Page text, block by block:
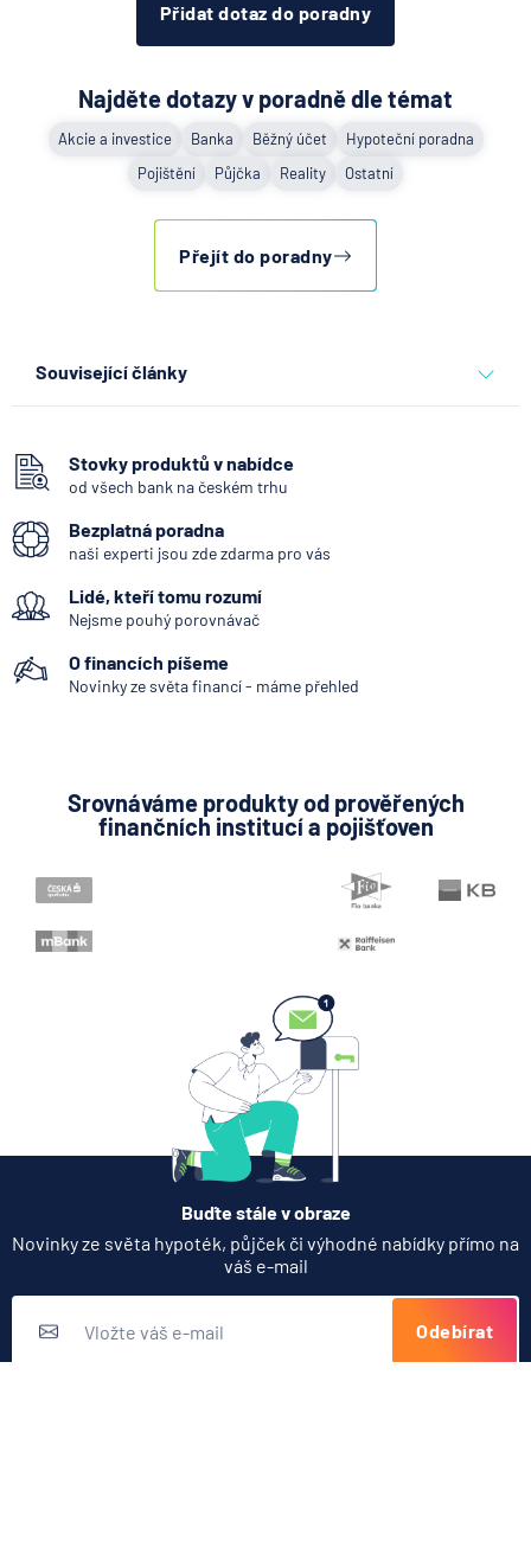
Přidat dotaz do poradny
Najděte dotazy v poradně dle témat
Akcie a investice Banka Běžný účet
Hypoteční poradna
Pojištění
Půjčka Reality Ostatní
Přejít do poradny
Související články
administrativu
nebo domu získaného
darem
plateb, spoření a reklamací
3.8.2026
Zobrazit všechny články
Stovky produktů v nabídce
od všech bank na českém trhu
Bezplatná poradna
naši experti jsou zde zdarma pro vás
Lidé, kteří tomu rozumí
Nejsme pouhý porovnávač
O financích píšeme
Novinky ze světa financí - máme přehled
Srovnáváme produkty od prověřených
finančních institucí a pojišťoven
Buďte stále v obraze
Novinky ze světa hypoték, půjček či výhodné nabídky přímo na
váš e-mail
Odebírat